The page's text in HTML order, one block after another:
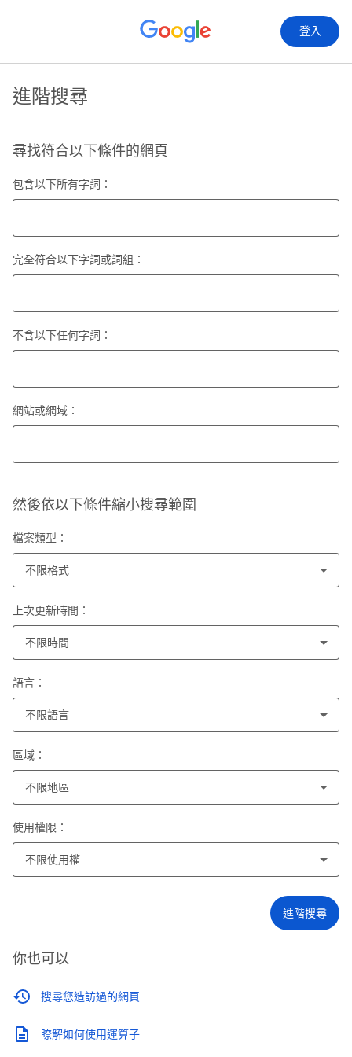
登入
進階搜尋
尋找符合以下條件的網頁
包含以下所有字詞：
完全符合以下字詞或詞組：
不含以下任何字詞：
網站或網域：
然後依以下條件縮小搜尋範圍
檔案類型：
不限格式
上次更新時間：
不限時間
語言：
不限語言
區域：
不限地區
使用權限：
不限使用權
進階搜尋
你也可以
搜尋您造訪過的網頁
瞭解如何使用運算子